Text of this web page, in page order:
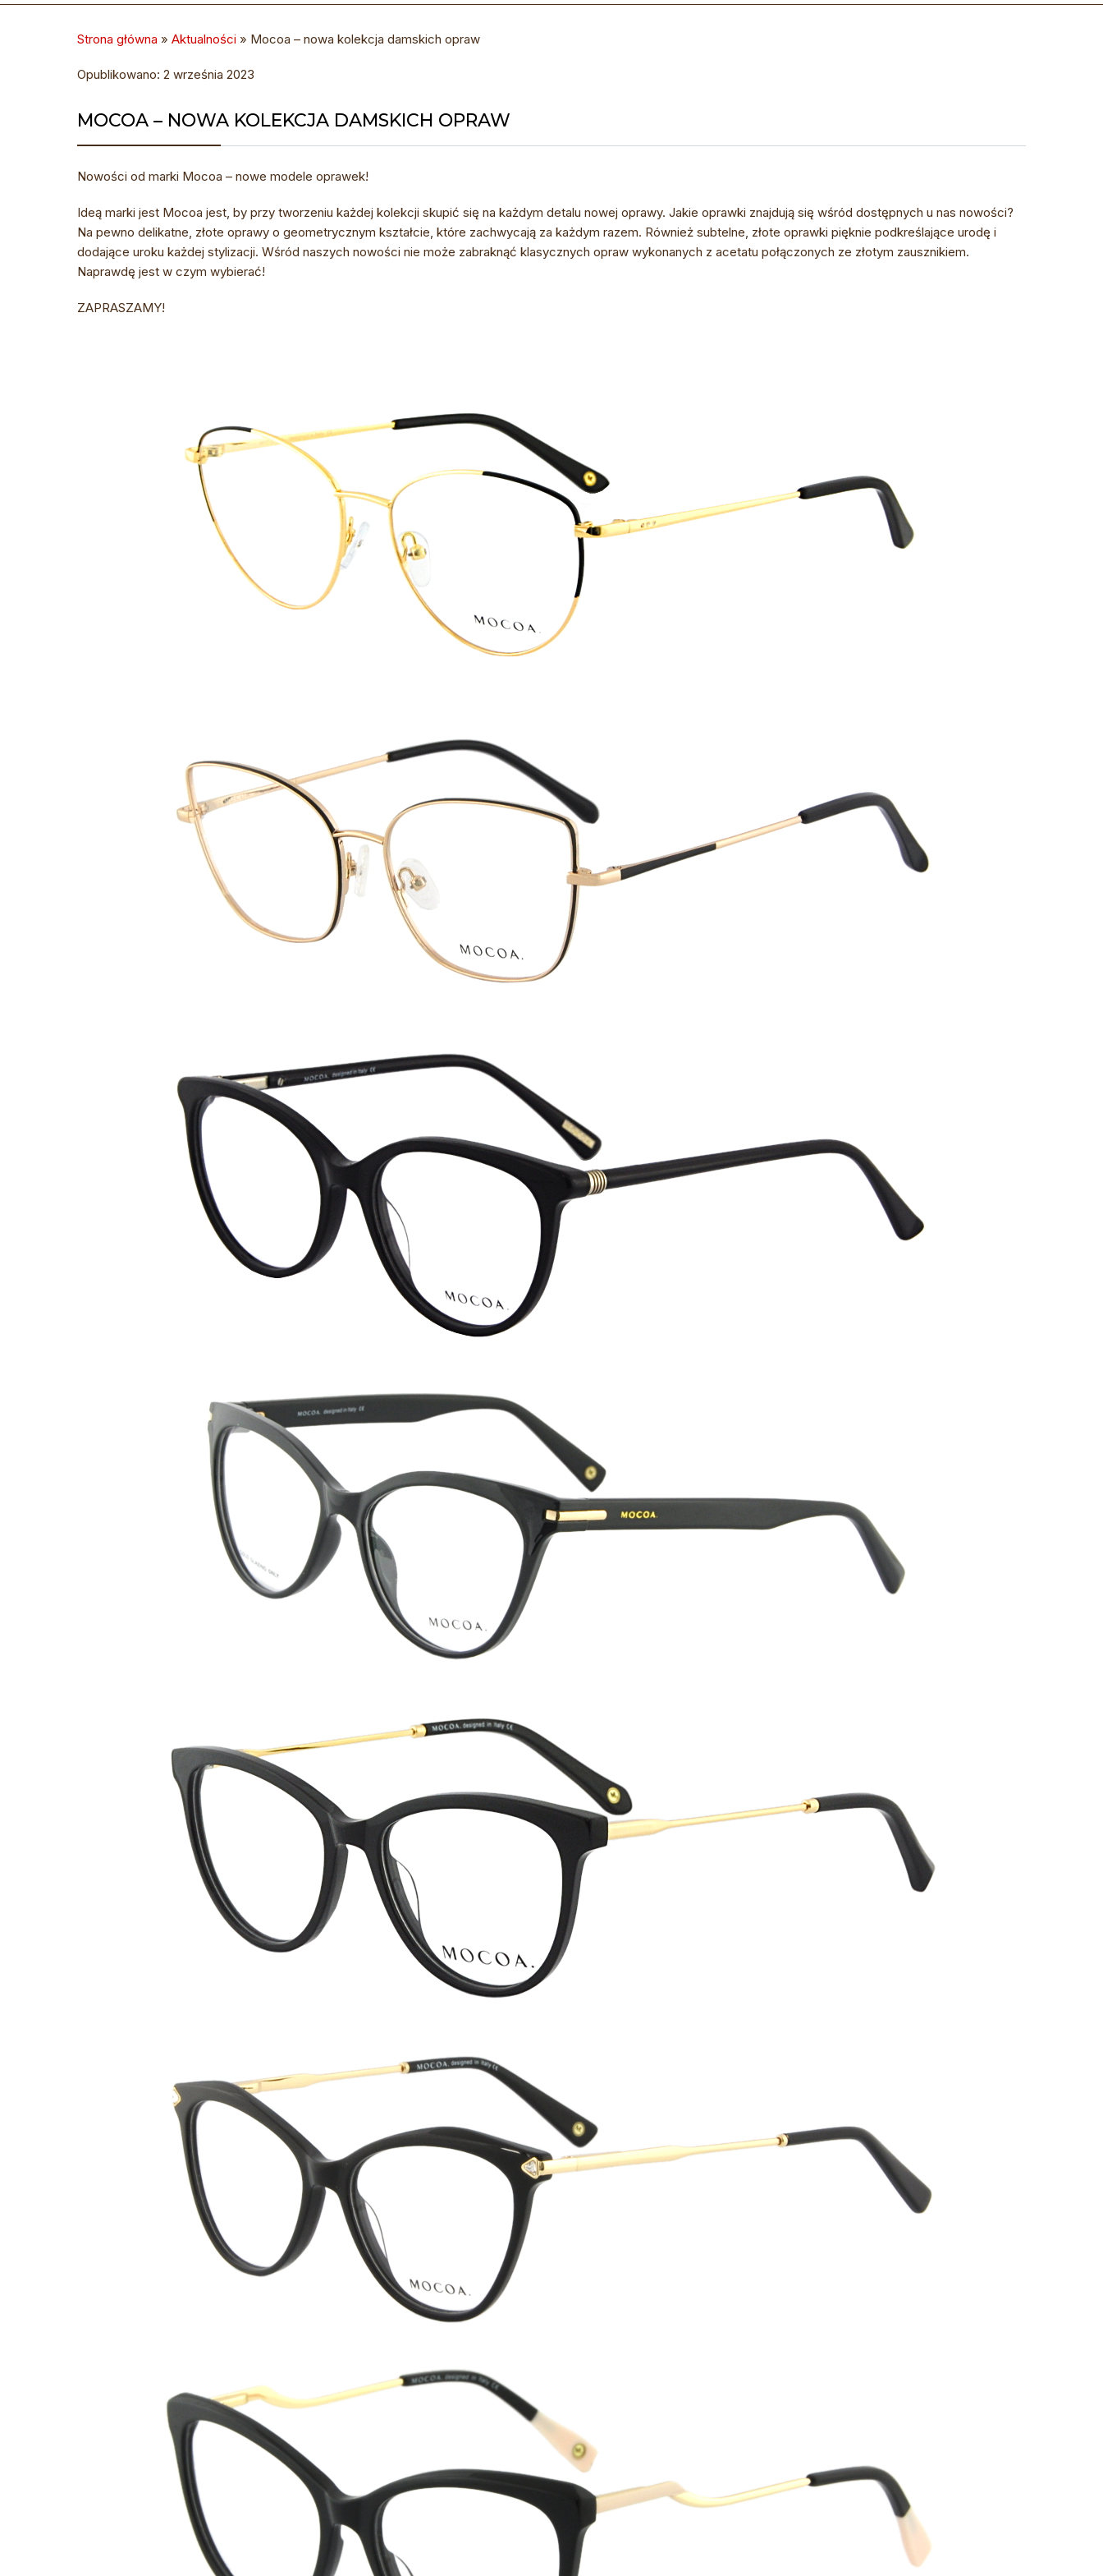
Strona główna » Aktualności » Mocoa – nowa kolekcja damskich opraw
Opublikowano: 2 września 2023
MOCOA – NOWA KOLEKCJA DAMSKICH OPRAW
Nowości od marki Mocoa – nowe modele oprawek!
Ideą marki jest Mocoa jest, by przy tworzeniu każdej kolekcji skupić się na każdym detalu nowej oprawy. Jakie oprawki znajdują się wśród dostępnych u nas nowości?
Na pewno delikatne, złote oprawy o geometrycznym kształcie, które zachwycają za każdym razem. Również subtelne, złote oprawki pięknie podkreślające urodę i
dodające uroku każdej stylizacji. Wśród naszych nowości nie może zabraknąć klasycznych opraw wykonanych z acetatu połączonych ze złotym zausznikiem.
Naprawdę jest w czym wybierać!
ZAPRASZAMY!